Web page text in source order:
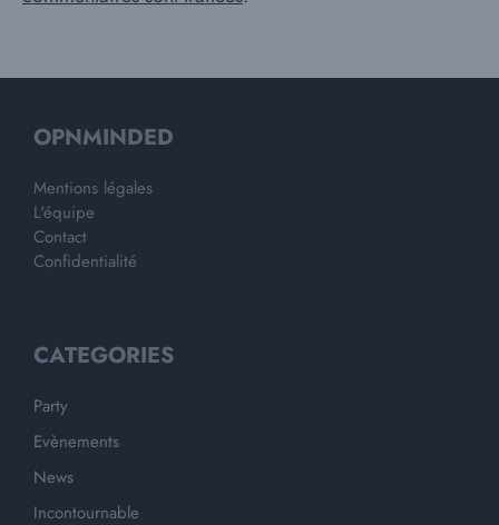
OPNMINDED
Mentions légales
L'équipe
Contact
Confidentialité
CATEGORIES
Party
Evènements
News
Incontournable